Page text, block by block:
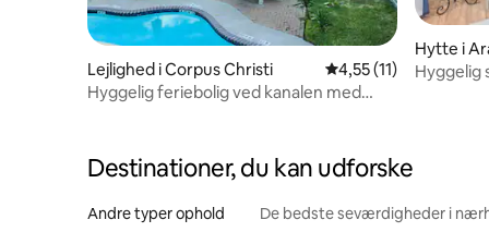
Lejlighed i Corpus Christi 4,55 ud af 5 i
4,55 (11)
Hyggelig feriebolig ved kanalen med
Hytte i
Hyggelig
Destinationer, du kan udforske
Andre typer ophold De bedste seværdigheder i